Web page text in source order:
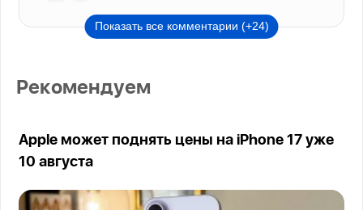
Показать все комментарии (+24)
Рекомендуем
Apple может поднять цены на iPhone 17 уже
10 августа